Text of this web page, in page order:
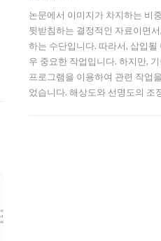
논문에서 이미지가 차지하는 비
뒷받침하는 결정적인 자료이면
하는 수단입니다. 따라서, 삽입될
우 중요한 작업입니다. 하지만,
프로그램을 이용하여 관련 작업
었습니다. 해상도와 선명도의 조